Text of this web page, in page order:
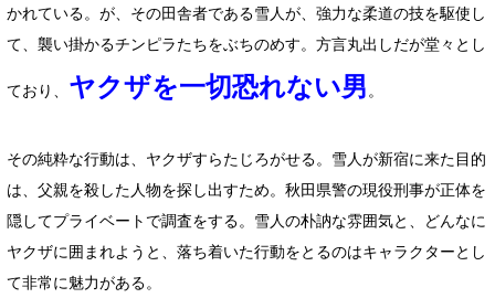
かれている。が、その田舎者である雪人が、強力な柔道の技を駆使し
て、襲い掛かるチンピラたちをぶちのめす。方言丸出しだが堂々とし
ており、 ヤクザを一切恐れない男 。
その純粋な行動は、ヤクザすらたじろがせる。雪人が新宿に来た目的
は、父親を殺した人物を探し出すため。秋田県警の現役刑事が正体を
隠してプライベートで調査をする。雪人の朴訥な雰囲気と、どんなに
ヤクザに囲まれようと、落ち着いた行動をとるのはキャラクターとし
て非常に魅力がある。